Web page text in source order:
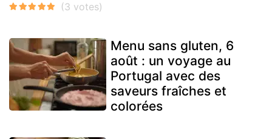
Menu sans gluten, 6
août : un voyage au
Portugal avec des
saveurs fraîches et
colorées